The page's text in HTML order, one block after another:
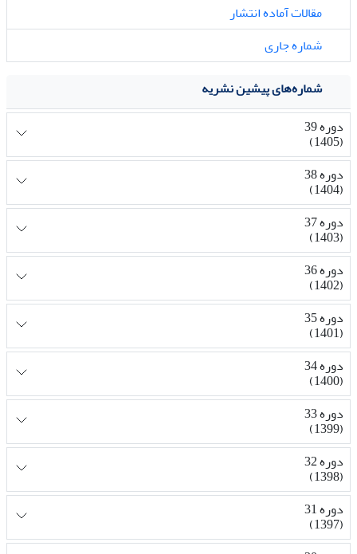
مقالات آماده انتشار
شماره جاری
شماره‌های پیشین نشریه
دوره 39
(1405)
دوره 38
(1404)
دوره 37
(1403)
دوره 36
(1402)
دوره 35
(1401)
دوره 34
(1400)
دوره 33
(1399)
دوره 32
(1398)
دوره 31
(1397)